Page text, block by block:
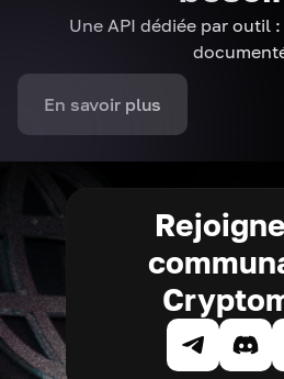
Une API dédiée par outil
En savoir plus